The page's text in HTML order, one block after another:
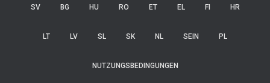
SV BG HU RO ET EL FI HR
LT LV SL SK NL SEIN PL
NUTZUNGSBEDINGUNGEN